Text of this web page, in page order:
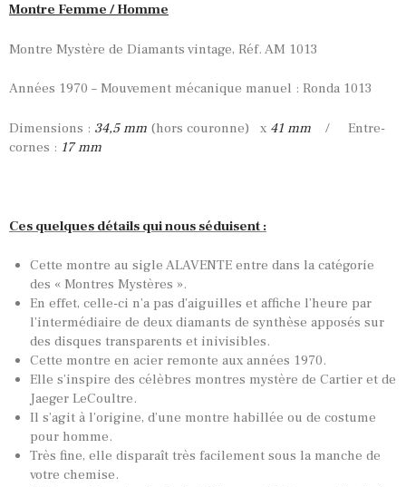
Montre Femme / Homme
Montre Mystère de Diamants vintage, Réf. AM 1013
Années 1970 – Mouvement mécanique manuel : Ronda 1013
Dimensions : 34,5 mm (hors couronne) x 41 mm / Entre-
cornes : 17 mm
Ces quelques détails qui nous séduisent :
Cette montre au sigle ALAVENTE entre dans la catégorie
des « Montres Mystères ».
En effet, celle-ci n’a pas d’aiguilles et affiche l’heure par
l’intermédiaire de deux diamants de synthèse apposés sur
des disques transparents et inivisibles.
Cette montre en acier remonte aux années 1970.
Elle s’inspire des célèbres montres mystère de Cartier et de
Jaeger LeCoultre.
Il s’agit à l’origine, d’une montre habillée ou de costume
pour homme.
Très fine, elle disparaît très facilement sous la manche de
votre chemise.